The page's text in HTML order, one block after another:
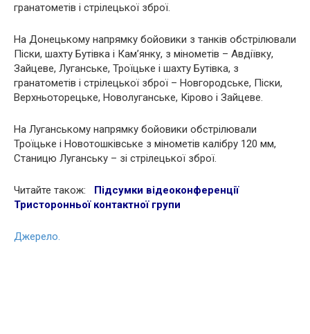
гранатометів і стрілецької зброї.
На Донецькому напрямку бойовики з танків обстрілювали
Піски, шахту Бутівка і Кам’янку, з мінометів – Авдіївку,
Зайцеве, Луганське, Троїцьке і шахту Бутівка, з
гранатометів і стрілецької зброї – Новгородське, Піски,
Верхньоторецьке, Новолуганське, Кірово і Зайцеве.
На Луганському напрямку бойовики обстрілювали
Троїцьке і Новотошківське з мінометів калібру 120 мм,
Станицю Луганську – зі стрілецької зброї.
Читайте також: Підсумки відеоконференції
Тристоронньої контактної групи
Джерело.